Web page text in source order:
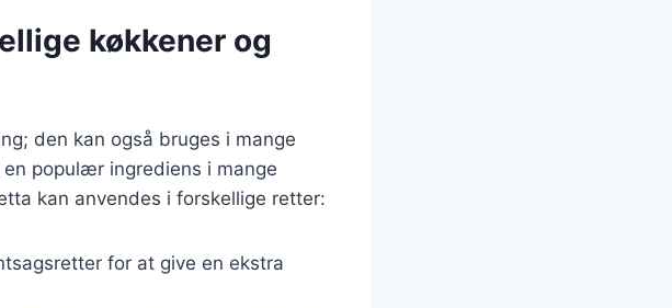
køkkener og
den kan også bruges i mange
populær ingrediens i mange
kan anvendes i forskellige retter:
for at give en ekstra